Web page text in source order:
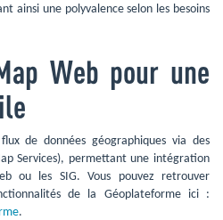
ainsi une polyvalence selon les besoins
Web pour une
de données géographiques via des
Services), permettant une intégration
ou les SIG. Vous pouvez retrouver
de la Géoplateforme ici :
.